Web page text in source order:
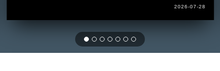
2026-07-28